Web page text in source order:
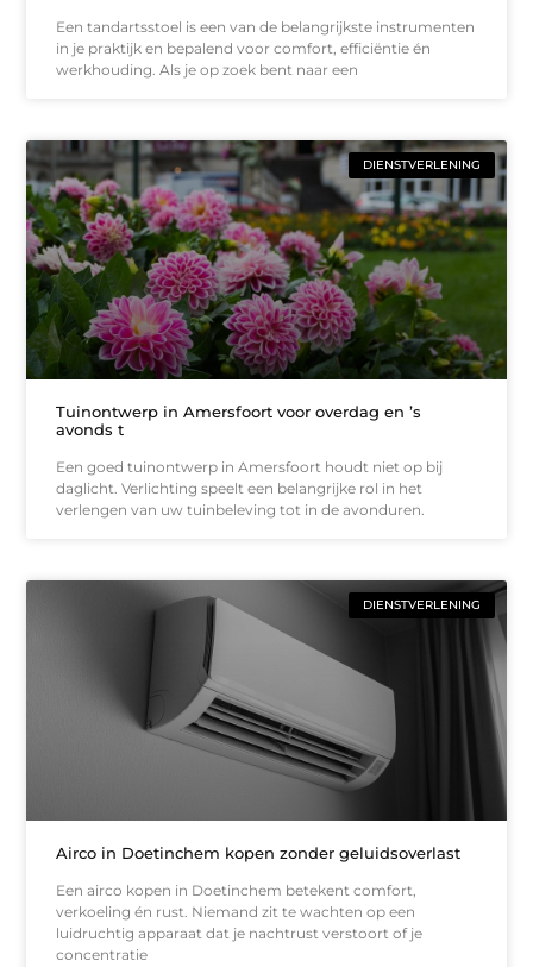
Een tandartsstoel is een van de belangrijkste instrumenten
in je praktijk en bepalend voor comfort, efficiëntie én
werkhouding. Als je op zoek bent naar een
DIENSTVERLENING
Tuinontwerp in Amersfoort voor overdag en ’s
avonds t
Een goed tuinontwerp in Amersfoort houdt niet op bij
daglicht. Verlichting speelt een belangrijke rol in het
verlengen van uw tuinbeleving tot in de avonduren.
DIENSTVERLENING
Airco in Doetinchem kopen zonder geluidsoverlast
Een airco kopen in Doetinchem betekent comfort,
verkoeling én rust. Niemand zit te wachten op een
luidruchtig apparaat dat je nachtrust verstoort of je
concentratie